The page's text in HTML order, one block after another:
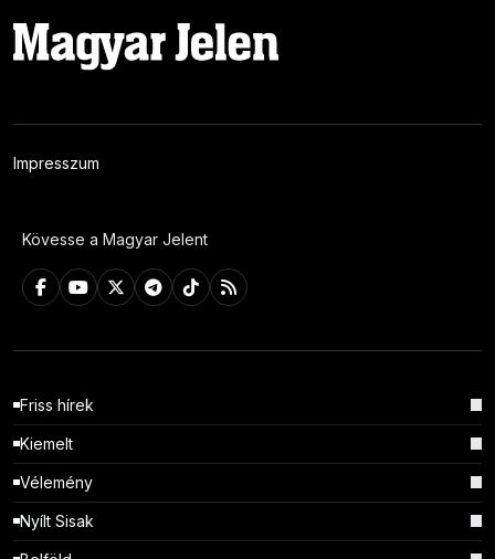
Impresszum
Kövesse a Magyar Jelent
Friss hírek
Kiemelt
Vélemény
Nyílt Sisak